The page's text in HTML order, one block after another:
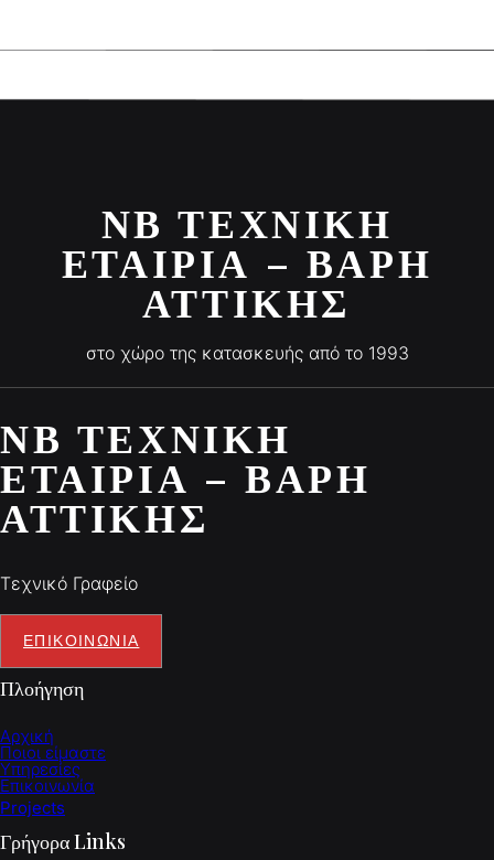
ΝΒ ΤΕΧΝΙΚΉ
ΕΤΑΙΡΊΑ – ΒΆΡΗ
ΑΤΤΙΚΉΣ
στο χώρο της κατασκευής από το 1993
ΝΒ ΤΕΧΝΙΚΉ
ΕΤΑΙΡΊΑ – ΒΆΡΗ
ΑΤΤΙΚΉΣ
Τεχνικό Γραφείο
ΕΠΙΚΟΙΝΩΝΙΑ
Πλοήγηση
Αρχική
Ποιοι είμαστε
Υπηρεσίες
Επικοινωνία
Projects
Γρήγορα Links